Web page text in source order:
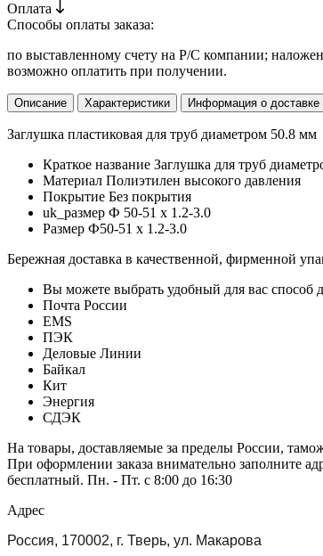
Оплата
Способы оплаты заказа:
по выставленному счету на Р/С компании;
возможно оплатить при получении.
Описание Характеристики Информация о доставке
Заглушка пластиковая для труб диаметром 50.8 мм
Краткое название Заглушка для труб
Материал Полиэтилен высокого давления
Покрытие Без покрытия
uk_размер Ф 50-51 x 1.2-3.0
Размер Ф50-51 x 1.2-3.0
Бережная доставка в качественной, фирменной
Вы можете выбрать удобный для вас способ
Почта России
EMS
ПЭК
Деловые Линии
Байкал
Кит
Энергия
СДЭК
На товары, доставляемые за пределы России,
При оформлении заказа внимательно заполните
бесплатный. Пн. - Пт. с 8:00 до 16:30
Адрес
Россия, 170002, г. Тверь, ул. Макарова